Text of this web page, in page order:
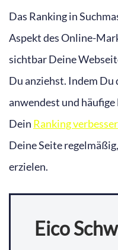
Das Ranking in
Aspekt des Online-
sichtbar Deine
Du anziehst. Indem
anwendest und
Dein Ranking
Deine Seite
erzielen.
Eico